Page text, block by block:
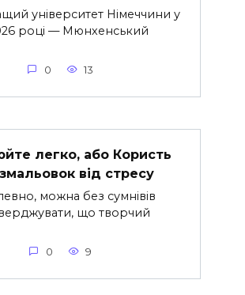
університет Німеччини у
році — Мюнхенський
0 13
легко, або Користь
від стресу
можна без сумнівів
що творчий
0 9